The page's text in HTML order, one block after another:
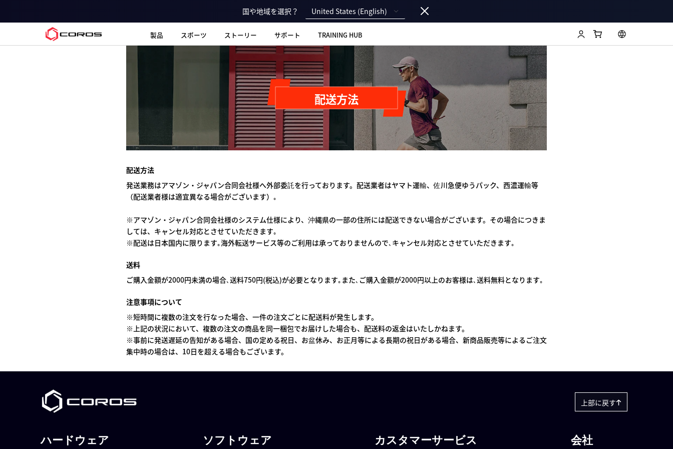
国や地域を選択？ United States (English)
COROS JP 製品 スポーツ ストーリー サポート TRAINING HUB
配送方法
配送方法
発送業務はアマゾン・ジャパン合同会社様へ外部委託を行っております。配送業者はヤマト運輸、佐川急便ゆうパック、西濃運輸等
（配送業者様は適宜異なる場合がございます）｡
※アマゾン・ジャパン合同会社様のシステム仕様により、沖縄県の一部の住所には配送できない場合がございます。その場合につきま
しては、キャンセル対応とさせていただきます｡
※配送は日本国内に限ります｡海外転送サービス等のご利用は承っておりませんので､キャンセル対応とさせていただきます｡
送料
ご購入金額が2000円未満の場合､送料750円(税込)が必要となります｡また､ご購入金額が2000円以上のお客様は､送料無料となります｡
注意事項について
※短時間に複数の注文を行なった場合、一件の注文ごとに配送料が発生します。
※上記の状況において、複数の注文の商品を同一梱包でお届けした場合も、配送料の返金はいたしかねます。
※事前に発送遅延の告知がある場合、国の定める祝日、お盆休み、お正月等による長期の祝日がある場合、新商品販売等によるご注文
集中時の場合は、10日を超える場合もございます。
ハードウェア ソフトウェア カスタマーサービス 会社
上部に戻す